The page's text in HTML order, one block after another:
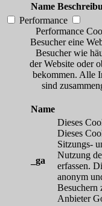
Name
Performance
Performance
Besucher eine
Besucher wie
der Website oder
bekommen. Alle
sind
Name
_ga
Dieses
Dieses
Sitzungs-
Nutzung
erfassen.
anonym
Besuchern
Anbieter